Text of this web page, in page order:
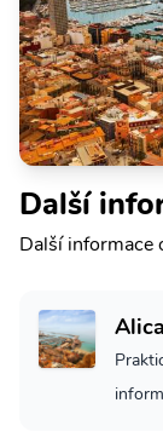
Další
Další informace